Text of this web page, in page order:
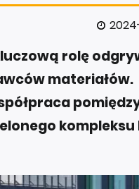
rolę
materiałów.
kompleksu